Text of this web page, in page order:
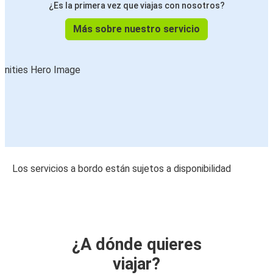
¿Es la primera vez que viajas con nosotros?
Más sobre nuestro servicio
Los servicios a bordo están sujetos a disponibilidad
¿A dónde quieres
viajar?